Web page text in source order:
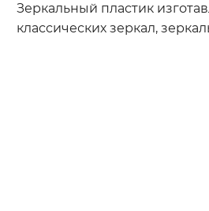
Зеркальный пластик
классических зеркал,